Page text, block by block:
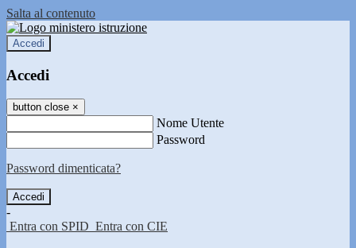
Salta al contenuto
Accedi
Accedi
button close ×
Nome Utente
Password
Password dimenticata?
-
Entra con SPID Entra con CIE